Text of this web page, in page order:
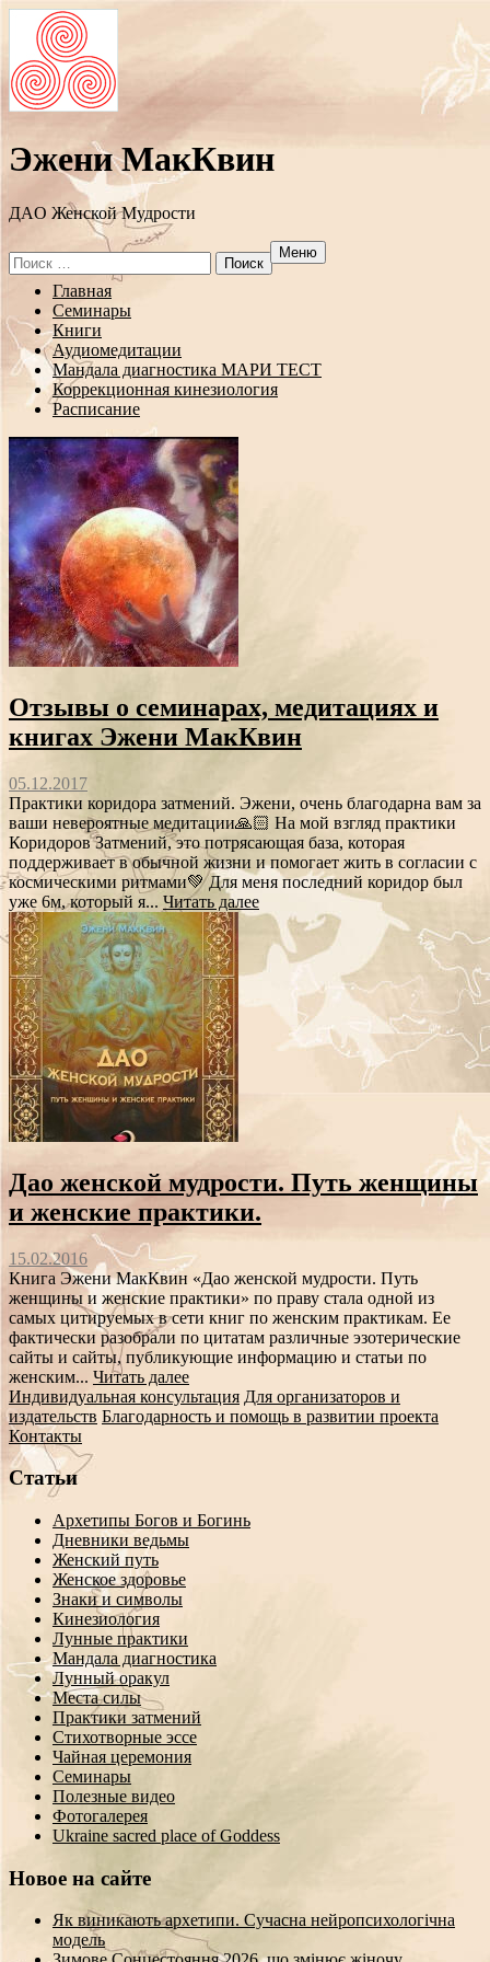
Эжени МакКвин
ДAO Женской Мудрости
Search
for:
Меню
Перейти
содержанию
Главная
Семинары
Книги
Аудиомедитации
Мандала диагностика МАРИ ТЕСТ
Коррекционная кинезиология
Расписание
Отзывы о семинарах, медитациях и
книгах Эжени МакКвин
05.12.2017
Практики коридора затмений. Эжени, очень благодарна вам за
ваши невероятные медитации🙏🏻 На мой взгляд практики
Коридоров Затмений, это потрясающая база, которая
поддерживает в обычной жизни и помогает жить в согласии с
космическими ритмами💚 Для меня последний коридор был
уже 6м, который я... Читать далее
Дао женской мудрости. Путь женщины
и женские практики.
15.02.2016
Книга Эжени МакКвин «Дао женской мудрости. Путь
женщины и женские практики» по праву стала одной из
самых цитируемых в сети книг по женским практикам. Ее
фактически разобрали по цитатам различные эзотерические
сайты и сайты, публикующие информацию и статьи по
женским... Читать далее
Индивидуальная консультация Для организаторов и
издательств Благодарность и помощь в развитии проекта
Контакты
Статьи
Архетипы Богов и Богинь
Дневники ведьмы
Женский путь
Женское здоровье
Знаки и символы
Кинезиология
Лунные практики
Мандала диагностика
Лунный оракул
Места силы
Практики затмений
Стихотворные эссе
Чайная церемония
Семинары
Полезные видео
Фотогалерея
Ukraine sacred place of Goddess
Новое на сайте
Як виникають архетипи. Сучасна нейропсихологічна
модель